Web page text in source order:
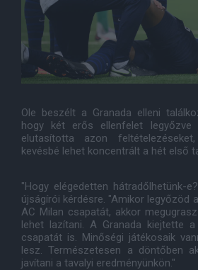
Ole beszélt a Granada elleni
hogy két erős ellenfelet
elutasította azon
kevésbé lehet koncentrált a hét első
"Hogy elégedetten hátradőlhetünk-
újságírói kérdésre. "Amikor legyőzöd
AC Milan csapatát, akkor
lehet lazítani. A Granada kiejtette
csapatát is. Minőségi játékosaik
lesz. Természetesen a döntőben
javítani a tavalyi eredményünkön."